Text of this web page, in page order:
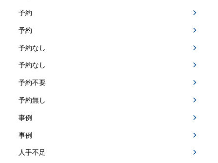
予約
予約
予約なし
予約なし
予約不要
予約無し
事例
事例
人手不足